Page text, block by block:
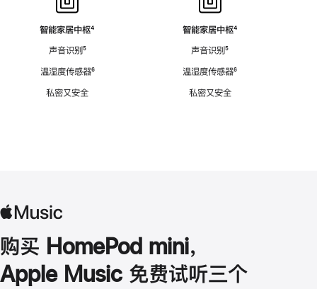
智能家居中枢脚
⁴
声音识别脚
⁵
温湿度传感器脚
⁶
私密又安全
智能家居中枢脚
⁴
声音识别脚
⁵
温湿度传感器脚
⁶
私密又安全
购买 HomePod mini，
Apple Music 免费试听三个